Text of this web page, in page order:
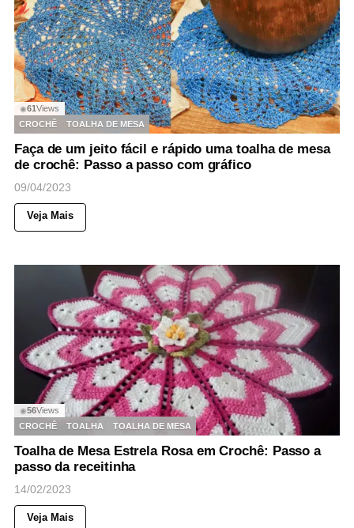
◉61Views
CROCHÊ
TOALHA DE MESA
Faça de um jeito fácil e rápido uma toalha de mesa
de crochê: Passo a passo com gráfico
09/04/2023
Veja Mais
◉56Views
CROCHÊ
TOALHA TOALHA DE MESA
Toalha de Mesa Estrela Rosa em Crochê: Passo a
passo da receitinha
14/02/2023
Veja Mais